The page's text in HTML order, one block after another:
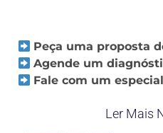
Peça uma proposta
Agende um
Fale com um
Ler Mais